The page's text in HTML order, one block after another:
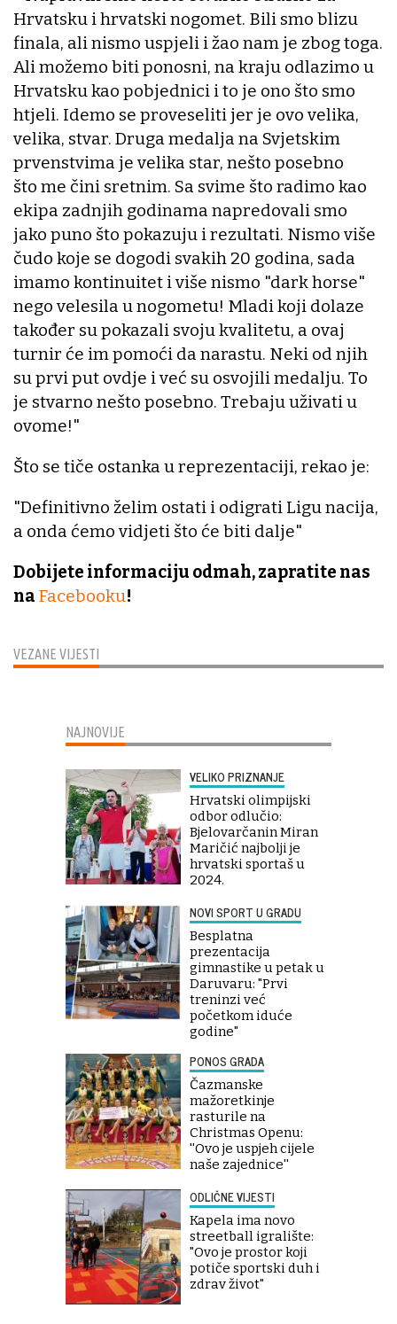
VEZANE VIJESTI
Hrvatsku i hrvatski nogomet. Bili smo blizu
finala, ali nismo uspjeli i žao nam je zbog toga.
Ali možemo biti ponosni, na kraju odlazimo u
Hrvatsku kao pobjednici i to je ono što smo
htjeli. Idemo se proveseliti jer je ovo velika,
velika, stvar. Druga medalja na Svjetskim
prvenstvima je velika star, nešto posebno
što me čini sretnim. Sa svime što radimo kao
ekipa zadnjih godinama napredovali smo
jako puno što pokazuju i rezultati. Nismo više
čudo koje se dogodi svakih 20 godina, sada
imamo kontinuitet i više nismo "dark horse"
nego velesila u nogometu! Mladi koji dolaze
također su pokazali svoju kvalitetu, a ovaj
turnir će im pomoći da narastu. Neki od njih
su prvi put ovdje i već su osvojili medalju. To
je stvarno nešto posebno. Trebaju uživati u
ovome!"
Što se tiče ostanka u reprezentaciji, rekao je:
"Definitivno želim ostati i odigrati Ligu nacija,
a onda ćemo vidjeti što će biti dalje"
Dobijete informaciju odmah, zapratite nas
na Facebooku!
NAJNOVIJE
VELIKO PRIZNANJE
Hrvatski olimpijski
odbor odlučio:
Bjelovarčanin Miran
Maričić najbolji je
hrvatski sportaš u
2024.
NOVI SPORT U GRADU
Besplatna
prezentacija
gimnastike u petak u
Daruvaru: "Prvi
treninzi već
početkom iduće
godine"
PONOS GRADA
Čazmanske
mažoretkinje
rasturile na
Christmas Openu:
''Ovo je uspjeh cijele
naše zajednice''
ODLIČNE VIJESTI
Kapela ima novo
streetball igralište:
"Ovo je prostor koji
potiče sportski duh i
zdrav život"